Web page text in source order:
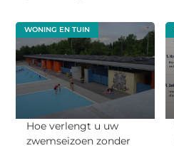
WONING EN TUIN
Hoe verlengt u uw
zwemseizoen zonder